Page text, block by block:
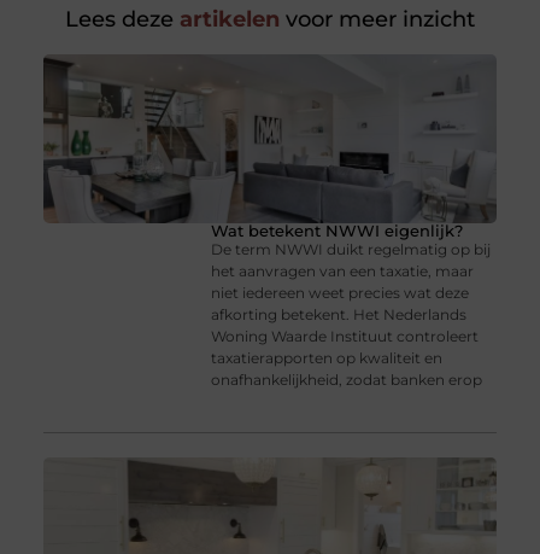
Lees deze artikelen voor meer inzicht
Wat betekent NWWI eigenlijk?
De term NWWI duikt regelmatig op bij
het aanvragen van een taxatie, maar
niet iedereen weet precies wat deze
afkorting betekent. Het Nederlands
Woning Waarde Instituut controleert
taxatierapporten op kwaliteit en
onafhankelijkheid, zodat banken erop